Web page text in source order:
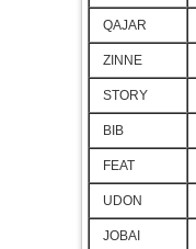
QAJAR
ZINNE
STORY
BIB
FEAT
UDON
JOBAI